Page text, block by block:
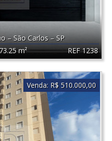
REF 1238
–São Carlos–SP
m²
Venda: R$ 510.000,00